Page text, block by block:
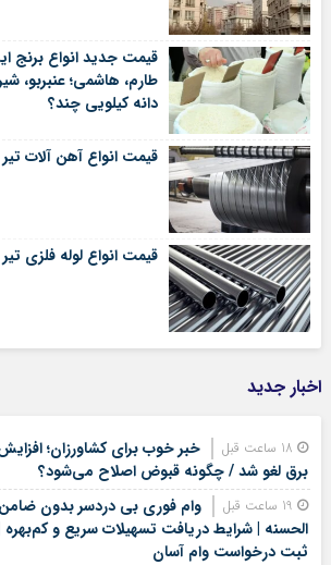
طارم، هاشمی؛ عنبربو،
دانه کیلویی چند؟
قیمت انواع آهن آلات تیر
قیمت انواع لوله فلزی تیر ۱۴۰۵
اخبار جدید
برق لغو شد / چگونه قبوض اصلاح می‌شود؟
وام فوری بی دردسر بدون
الحسنه | شرایط دریافت تسهیلات سریع و کم‌بهره
ثبت درخواست وام آسان